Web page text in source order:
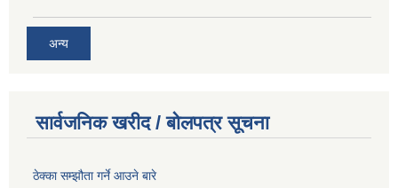
अन्य
सार्वजनिक खरीद / बोलपत्र सूचना
ठेक्का सम्झौता गर्ने आउने बारे